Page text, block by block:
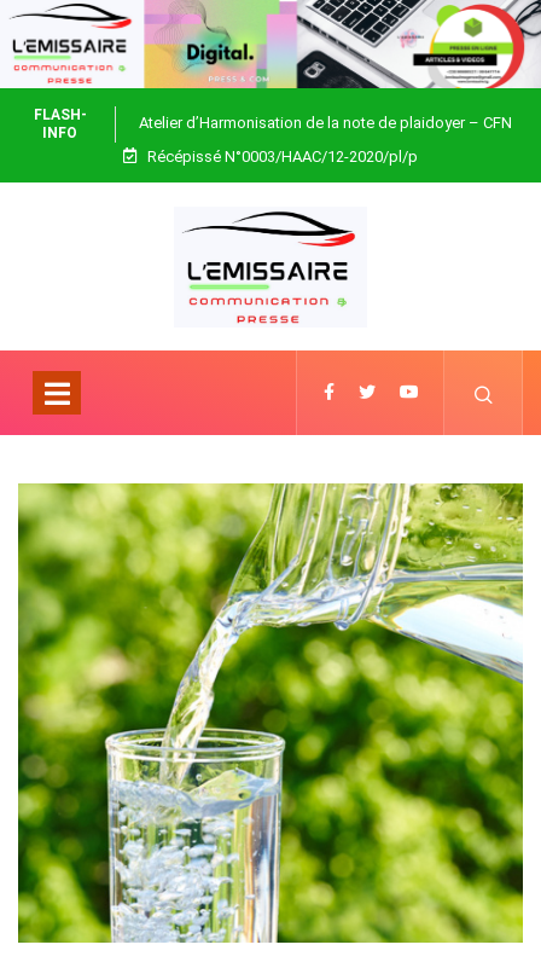
FLASH-
INFO
Atelier d’Harmonisation de la note de plaidoyer – CFN
Togo
Récépissé N°0003/HAAC/12-2020/pl/p